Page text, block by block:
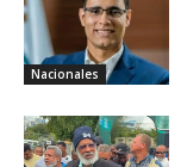
Nacionales